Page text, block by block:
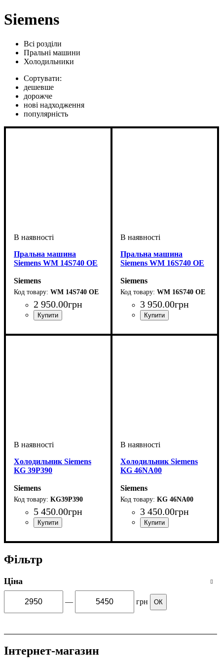
Siemens
Всі розділи
Пральні машини
Холодильники
Сортувати:
дешевше
дорожче
нові надходження
популярність
Пральна машина
Siemens WM 14S740 OE
Siemens
WM 14S740 OE
2 950.00грн
Пральна машина
Siemens WM 16S740 OE
Siemens
WM 16S740 OE
3 950.00грн
Холодильник Siemens
KG 39P390
Siemens
KG39P390
5 450.00грн
Холодильник Siemens
KG 46NA00
Siemens
KG 46NA00
3 450.00грн
Фільтр
Ціна
— грн ОК
Інтернет-магазин